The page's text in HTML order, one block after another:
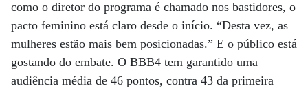
como o diretor do programa é chamado nos bastidores, o
pacto feminino está claro desde o início. “Desta vez, as
mulheres estão mais bem posicionadas.” E o público está
gostando do embate. O BBB4 tem garantido uma
audiência média de 46 pontos, contra 43 da primeira